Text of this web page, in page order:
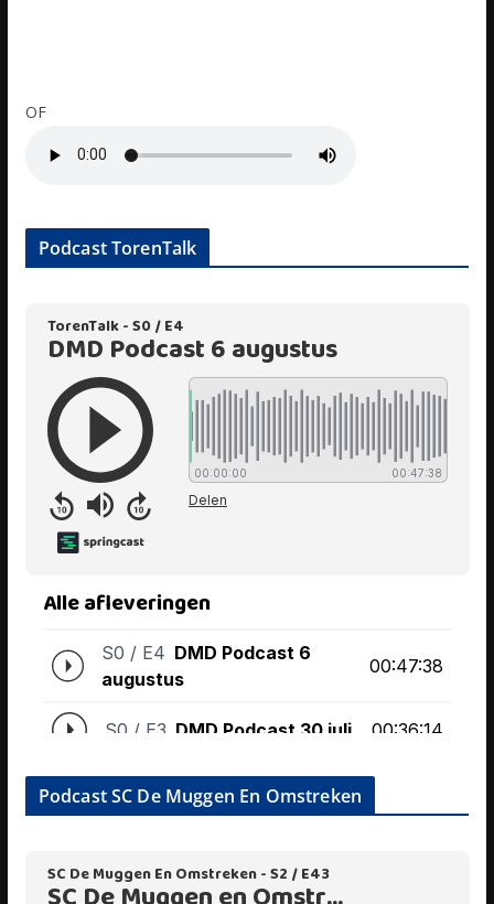
OF
Podcast TorenTalk
Podcast SC De Muggen En Omstreken